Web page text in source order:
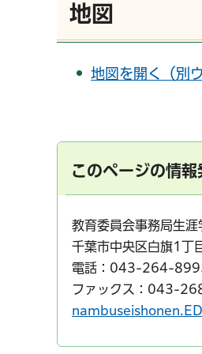
地図
地図を開く（別
このページの情報
教育委員会事務局生
千葉市中央区白旗1丁
電話：043-264-
ファックス：043-